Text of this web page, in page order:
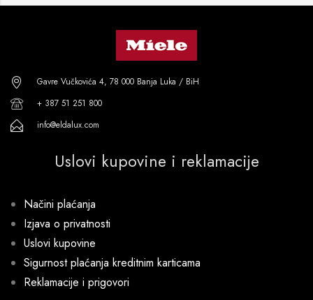
Gavre Vučkovića 4, 78 000 Banja Luka / BiH
+ 387 51 251 800
info@eldalux.com
Uslovi kupovine i reklamacije
Načini plaćanja
Izjava o privatnosti
Uslovi kupovine
Sigurnost plaćanja kreditnim karticama
Reklamacije i prigovori